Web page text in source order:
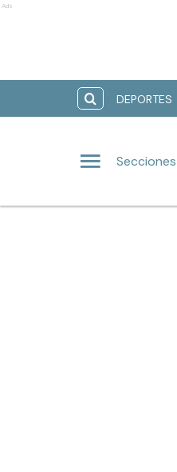
Ads
DEPORTES
Secciones